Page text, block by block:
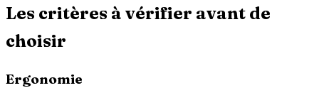
Les critères à vérifier avant de
choisir
Ergonomie